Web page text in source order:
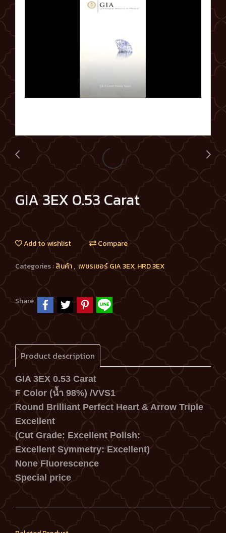
GIA 3EX 0.53 Carat
Add to wishlist Compare
Categories :สินค้า, เพชรเซอร์ GIA 3EX, HRD 3EX
Share
Product description
GIA 3EX 0.53 Carat
F Color (น้ำ 98%) /VVS1
Round Brilliant Perfect Heart & Arrow Triple
Excellent
(Cut Grade: Excellent Polish:
Excellent Symmetry: Excellent)
None Fluorescence
Special price